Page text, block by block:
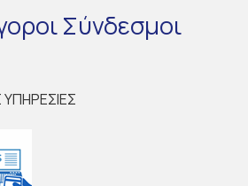
Σύνδεσμοι